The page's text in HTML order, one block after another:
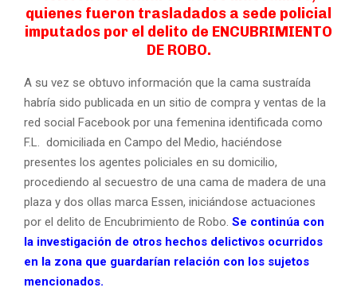
quienes fueron trasladados a sede policial
imputados por el delito de ENCUBRIMIENTO
DE ROBO.
A su vez se obtuvo información que la cama sustraída
habría sido publicada en un sitio de compra y ventas de la
red social Facebook por una femenina identificada como
F.L. domiciliada en Campo del Medio, haciéndose
presentes los agentes policiales en su domicilio,
procediendo al secuestro de una cama de madera de una
plaza y dos ollas marca Essen, iniciándose actuaciones
por el delito de Encubrimiento de Robo. Se continúa con
la investigación de otros hechos delictivos ocurridos
en la zona que guardarían relación con los sujetos
mencionados.